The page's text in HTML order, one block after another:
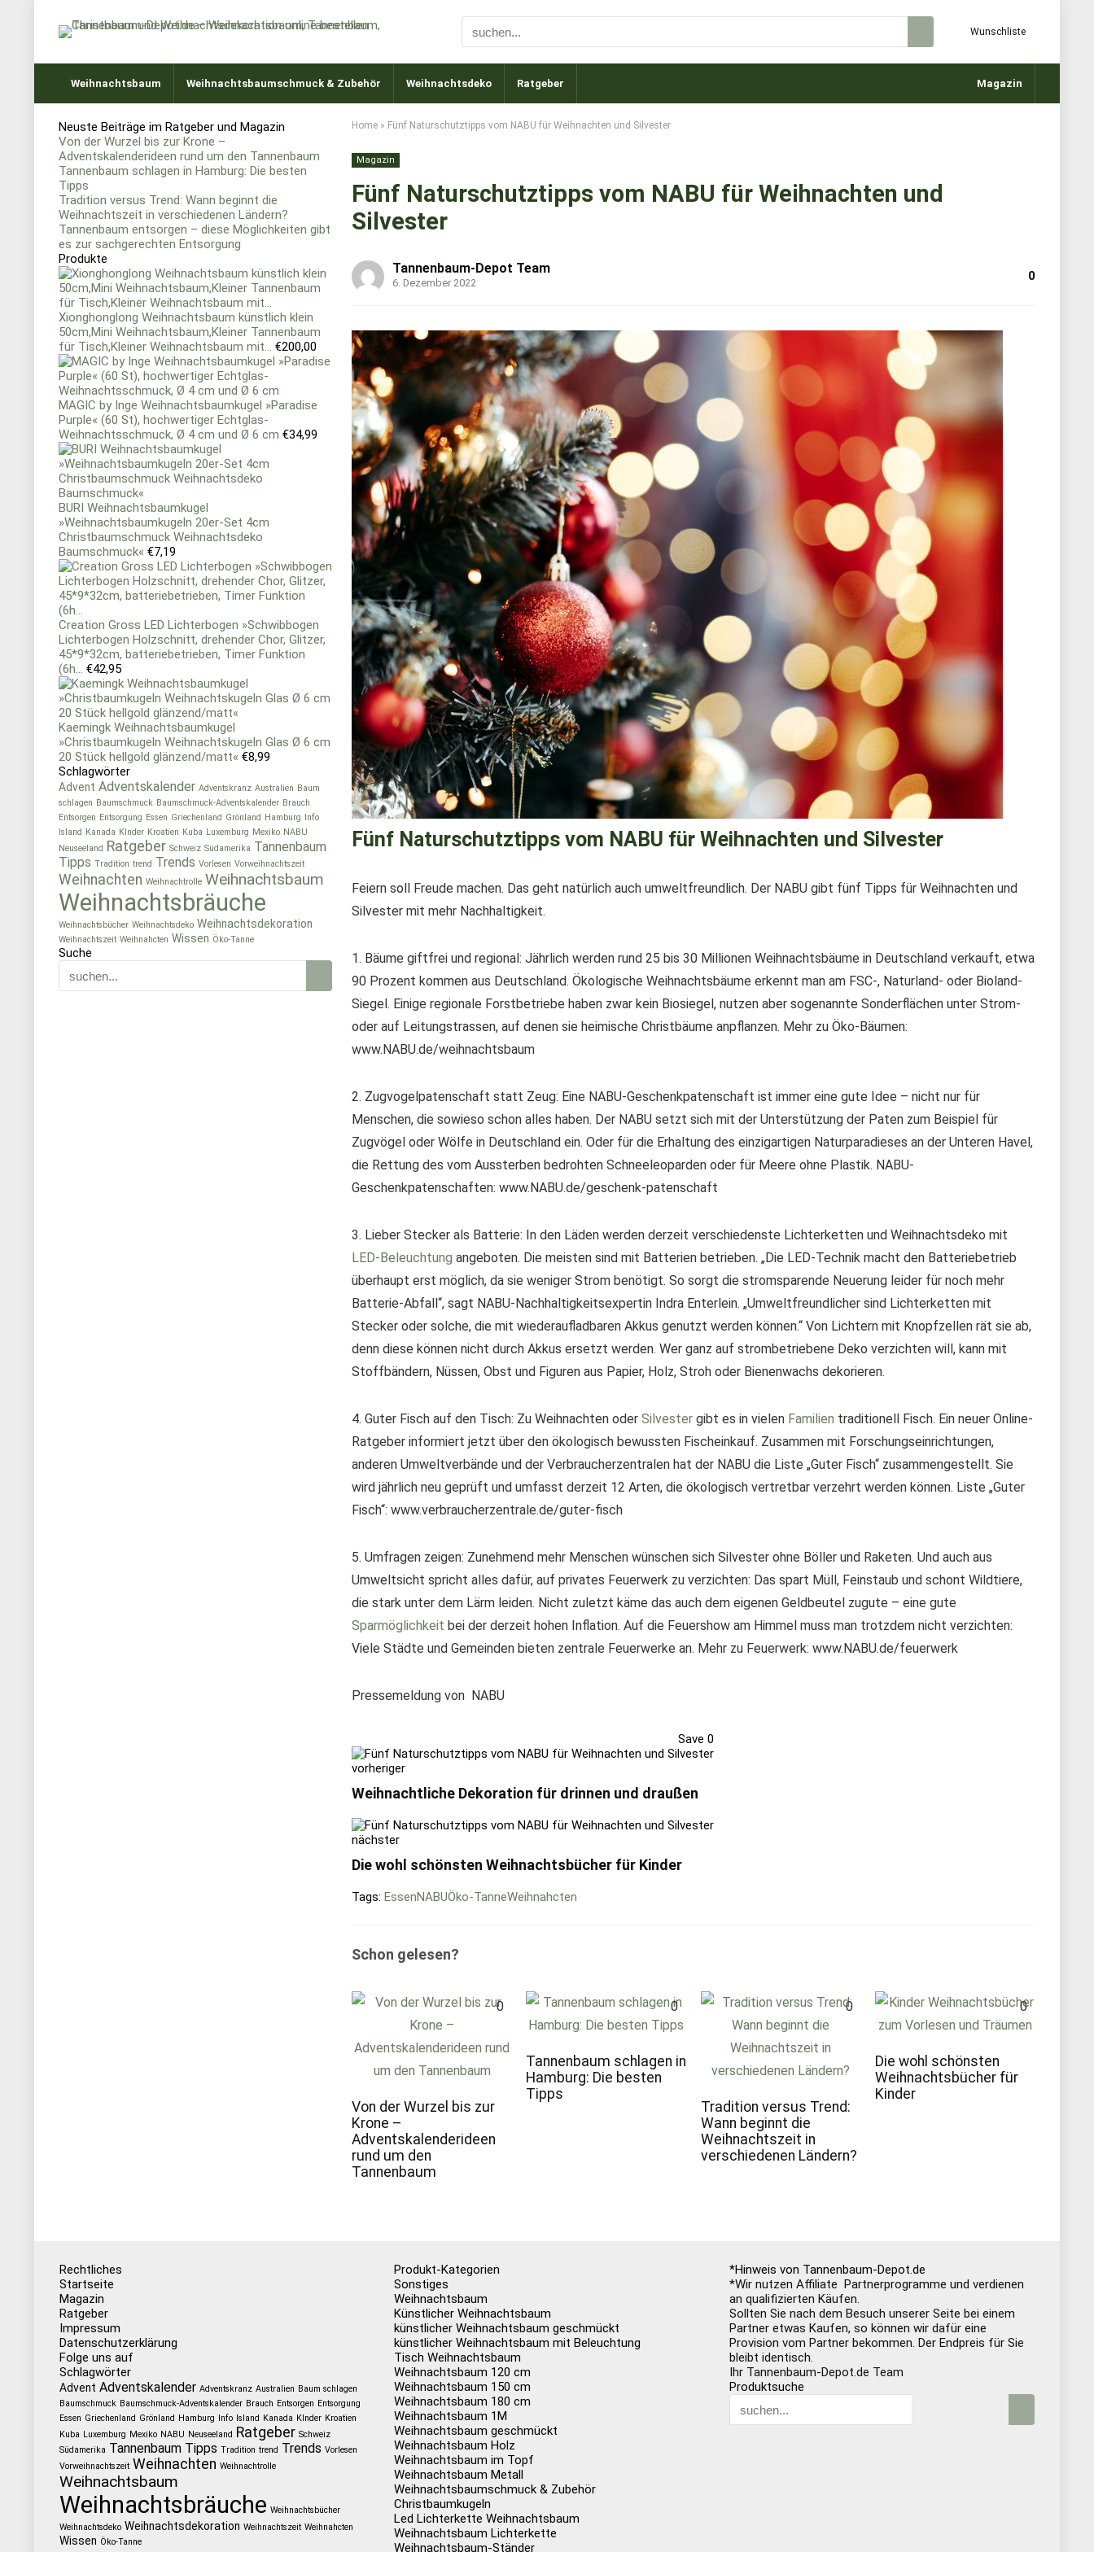
Wunschliste
Weihnachtsbaum Weihnachtsbaumschmuck & Zubehör Weihnachtsdeko Ratgeber Magazin
Home » Fünf Naturschutztipps vom NABU für Weihnachten und Silvester
Magazin
Fünf Naturschutztipps vom NABU für Weihnachten und
Silvester
Tannenbaum-Depot Team
6. Dezember 2022 0
Fünf Naturschutztipps vom NABU für Weihnachten und Silvester
Feiern soll Freude machen. Das geht natürlich auch umweltfreundlich. Der NABU gibt fünf Tipps für Weihnachten und
Silvester mit mehr Nachhaltigkeit.
1. Bäume giftfrei und regional: Jährlich werden rund 25 bis 30 Millionen Weihnachtsbäume in Deutschland verkauft, etwa
90 Prozent kommen aus Deutschland. Ökologische Weihnachtsbäume erkennt man am FSC-, Naturland- oder Bioland-
Siegel. Einige regionale Forstbetriebe haben zwar kein Biosiegel, nutzen aber sogenannte Sonderflächen unter Strom-
oder auf Leitungstrassen, auf denen sie heimische Christbäume anpflanzen. Mehr zu Öko-Bäumen:
www.NABU.de/weihnachtsbaum
2. Zugvogelpatenschaft statt Zeug: Eine NABU-Geschenkpatenschaft ist immer eine gute Idee – nicht nur für
Menschen, die sowieso schon alles haben. Der NABU setzt sich mit der Unterstützung der Paten zum Beispiel für
Zugvögel oder Wölfe in Deutschland ein. Oder für die Erhaltung des einzigartigen Naturparadieses an der Unteren Havel,
die Rettung des vom Aussterben bedrohten Schneeleoparden oder für Meere ohne Plastik. NABU-
Geschenkpatenschaften: www.NABU.de/geschenk-patenschaft
3. Lieber Stecker als Batterie: In den Läden werden derzeit verschiedenste Lichterketten und Weihnachtsdeko mit
LED-Beleuchtung angeboten. Die meisten sind mit Batterien betrieben. „Die LED-Technik macht den Batteriebetrieb
überhaupt erst möglich, da sie weniger Strom benötigt. So sorgt die stromsparende Neuerung leider für noch mehr
Batterie-Abfall“, sagt NABU-Nachhaltigkeitsexpertin Indra Enterlein. „Umweltfreundlicher sind Lichterketten mit
Stecker oder solche, die mit wiederaufladbaren Akkus genutzt werden können.“ Von Lichtern mit Knopfzellen rät sie ab,
denn diese können nicht durch Akkus ersetzt werden. Wer ganz auf strombetriebene Deko verzichten will, kann mit
Stoffbändern, Nüssen, Obst und Figuren aus Papier, Holz, Stroh oder Bienenwachs dekorieren.
4. Guter Fisch auf den Tisch: Zu Weihnachten oder Silvester gibt es in vielen Familien traditionell Fisch. Ein neuer Online-
Ratgeber informiert jetzt über den ökologisch bewussten Fischeinkauf. Zusammen mit Forschungseinrichtungen,
anderen Umweltverbände und der Verbraucherzentralen hat der NABU die Liste „Guter Fisch“ zusammengestellt. Sie
wird jährlich neu geprüft und umfasst derzeit 12 Arten, die ökologisch vertretbar verzehrt werden können. Liste „Guter
Fisch“: www.verbraucherzentrale.de/guter-fisch
5. Umfragen zeigen: Zunehmend mehr Menschen wünschen sich Silvester ohne Böller und Raketen. Und auch aus
Umweltsicht spricht alles dafür, auf privates Feuerwerk zu verzichten: Das spart Müll, Feinstaub und schont Wildtiere,
die stark unter dem Lärm leiden. Nicht zuletzt käme das auch dem eigenen Geldbeutel zugute – eine gute
Sparmöglichkeit bei der derzeit hohen Inflation. Auf die Feuershow am Himmel muss man trotzdem nicht verzichten:
Viele Städte und Gemeinden bieten zentrale Feuerwerke an. Mehr zu Feuerwerk: www.NABU.de/feuerwerk
Pressemeldung von NABU
Save 0
vorheriger
Weihnachtliche Dekoration für drinnen und draußen
nächster
Die wohl schönsten Weihnachtsbücher für Kinder
Tags: EssenNABUÖko-TanneWeihnahcten
Schon gelesen?
0
Von der Wurzel bis zur
Krone –
Adventskalenderideen
rund um den
Tannenbaum
0
Tannenbaum schlagen in
Hamburg: Die besten
Tipps
0
Tradition versus Trend:
Wann beginnt die
Weihnachtszeit in
verschiedenen Ländern?
0
Die wohl schönsten
Weihnachtsbücher für
Kinder
Neuste Beiträge im Ratgeber und Magazin
Von der Wurzel bis zur Krone –
Adventskalenderideen rund um den Tannenbaum
Tannenbaum schlagen in Hamburg: Die besten
Tipps
Tradition versus Trend: Wann beginnt die
Weihnachtszeit in verschiedenen Ländern?
Tannenbaum entsorgen – diese Möglichkeiten gibt
es zur sachgerechten Entsorgung
Produkte
Xionghonglong Weihnachtsbaum künstlich klein
50cm,Mini Weihnachtsbaum,Kleiner Tannenbaum
für Tisch,Kleiner Weihnachtsbaum mit... €200,00
MAGIC by Inge Weihnachtsbaumkugel »Paradise
Purple« (60 St), hochwertiger Echtglas-
Weihnachtsschmuck, Ø 4 cm und Ø 6 cm €34,99
BURI Weihnachtsbaumkugel
»Weihnachtsbaumkugeln 20er-Set 4cm
Christbaumschmuck Weihnachtsdeko
Baumschmuck« €7,19
Creation Gross LED Lichterbogen »Schwibbogen
Lichterbogen Holzschnitt, drehender Chor, Glitzer,
45*9*32cm, batteriebetrieben, Timer Funktion
(6h... €42,95
Kaemingk Weihnachtsbaumkugel
»Christbaumkugeln Weihnachtskugeln Glas Ø 6 cm
20 Stück hellgold glänzend/matt« €8,99
Schlagwörter
Advent Adventskalender Adventskranz Australien Baum
schlagen Baumschmuck Baumschmuck-Adventskalender Brauch
Entsorgen Entsorgung Essen Griechenland Grönland Hamburg Info
Island Kanada KInder Kroatien Kuba Luxemburg Mexiko NABU
Neuseeland Ratgeber Schweiz Südamerika Tannenbaum
Tipps Tradition trend Trends Vorlesen Vorweihnachtszeit
Weihnachten Weihnachtrolle Weihnachtsbaum
Weihnachtsbräuche
Weihnachtsbücher Weihnachtsdeko Weihnachtsdekoration
Weihnachtszeit Weihnahcten Wissen Öko-Tanne
Suche
Rechtliches
Startseite
Magazin
Ratgeber
Impressum
Datenschutzerklärung
Folge uns auf
Schlagwörter
Advent Adventskalender Adventskranz Australien Baum schlagen
Baumschmuck Baumschmuck-Adventskalender Brauch Entsorgen Entsorgung
Essen Griechenland Grönland Hamburg Info Island Kanada KInder Kroatien
Kuba Luxemburg Mexiko NABU Neuseeland Ratgeber Schweiz
Südamerika Tannenbaum Tipps Tradition trend Trends Vorlesen
Vorweihnachtszeit Weihnachten Weihnachtrolle
Weihnachtsbaum
Weihnachtsbräuche Weihnachtsbücher
Weihnachtsdeko Weihnachtsdekoration Weihnachtszeit Weihnahcten
Wissen Öko-Tanne
Produkt-Kategorien
Sonstiges
Weihnachtsbaum
Künstlicher Weihnachtsbaum
künstlicher Weihnachtsbaum geschmückt
künstlicher Weihnachtsbaum mit Beleuchtung
Tisch Weihnachtsbaum
Weihnachtsbaum 120 cm
Weihnachtsbaum 150 cm
Weihnachtsbaum 180 cm
Weihnachtsbaum 1M
Weihnachtsbaum geschmückt
Weihnachtsbaum Holz
Weihnachtsbaum im Topf
Weihnachtsbaum Metall
Weihnachtsbaumschmuck & Zubehör
Christbaumkugeln
Led Lichterkette Weihnachtsbaum
Weihnachtsbaum Lichterkette
Weihnachtsbaum-Ständer
*Hinweis von Tannenbaum-Depot.de
*Wir nutzen Affiliate Partnerprogramme und verdienen
an qualifizierten Käufen.
Sollten Sie nach dem Besuch unserer Seite bei einem
Partner etwas Kaufen, so können wir dafür eine
Provision vom Partner bekommen. Der Endpreis für Sie
bleibt identisch.
Ihr Tannenbaum-Depot.de Team
Produktsuche